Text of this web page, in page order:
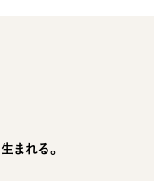
まれる。